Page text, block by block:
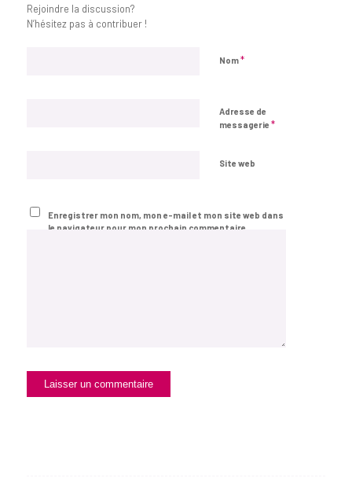
Rejoindre la discussion?
N’hésitez pas à contribuer !
Nom*
Adresse de
messagerie *
Site web
Enregistrer mon nom, mon e-mail et mon site web dans
le navigateur pour mon prochain commentaire.